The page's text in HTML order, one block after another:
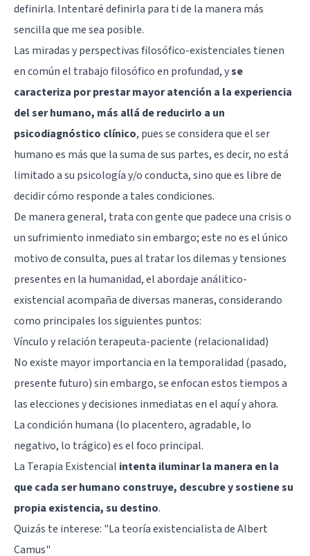
definirla. Intentaré definirla para ti de la manera más
sencilla que me sea posible.
Las miradas y perspectivas filosófico-existenciales tienen
en común el trabajo filosófico en profundad, yse
caracteriza por prestar mayor atención a la experiencia
del ser humano, más allá de reducirlo a un
psicodiagnóstico clínico, pues se considera que el ser
humano es más que la suma de sus partes, es decir, no está
limitado a su psicología y/o conducta, sino que es libre de
decidir cómo responde a tales condiciones.
De manera general, trata con gente que padece una crisis o
un sufrimiento inmediato sin embargo; este no es el único
motivo de consulta, pues al tratar los dilemas y tensiones
presentes en la humanidad, el abordaje análitico-
existencial acompaña de diversas maneras, considerando
como principales los siguientes puntos:
Vínculo y relación terapeuta-paciente (relacionalidad)
No existe mayor importancia en la temporalidad (pasado,
presente futuro) sin embargo, se enfocan estos tiempos a
las elecciones y decisiones inmediatas en el aquí y ahora.
La condición humana (lo placentero, agradable, lo
negativo, lo trágico) es el foco principal.
La Terapia Existencial intenta iluminar la manera en la
que cada ser humano construye, descubre y sostiene su
propia existencia, su destino.
Quizás te interese: "La teoría existencialista de Albert
Camus"